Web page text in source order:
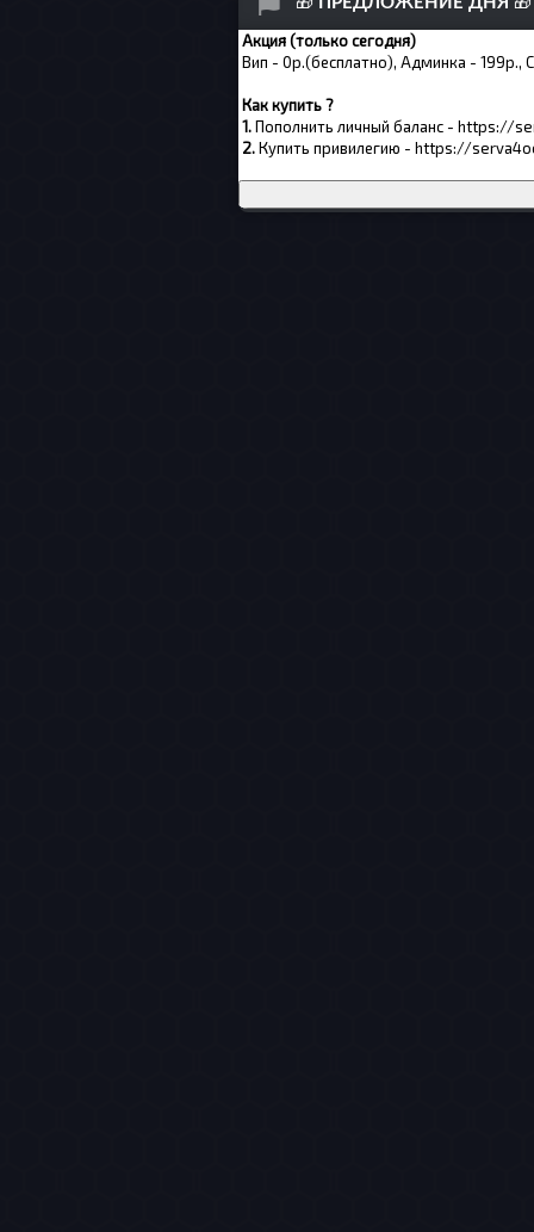
Акция (только сегодня)
Вип - 0р.(бесплатно), Админка - 199р.,
Как купить ?
1.Пополнить личный баланс - https://
2.Купить привилегию - https://